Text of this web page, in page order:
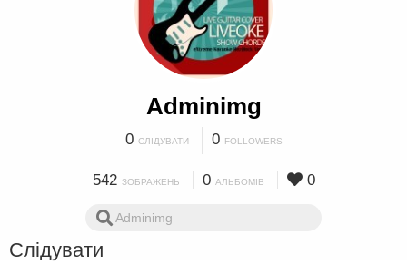
Adminimg
0 СЛІДУВАТИ 0 FOLLOWERS
542 ЗОБРАЖЕНЬ 0 АЛЬБОМІВ 0
Слідувати